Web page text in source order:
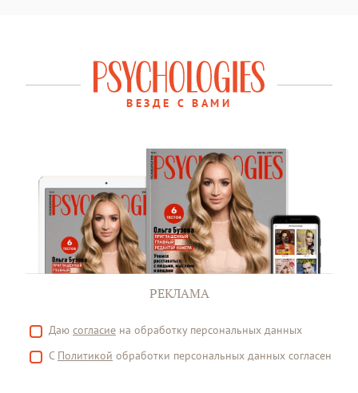
ВЕЗДЕ С ВАМИ
РЕКЛАМА
Даю согласие на обработку персональных данных
С Политикой обработки персональных данных согласен